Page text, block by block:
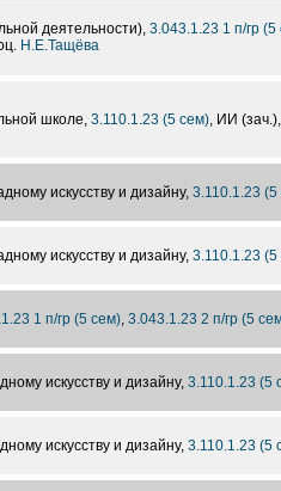
деятельности), 3.043.1.23 1 п/гр (5
Н.Е.Тащёва
школе, 3.110.1.23 (5 сем), ИИ
искусству и дизайну, 3.110.1.23 (5
искусству и дизайну, 3.110.1.23 (5
1 п/гр (5 сем), 3.043.1.23 2 п/гр (5
искусству и дизайну, 3.110.1.23 (5
искусству и дизайну, 3.110.1.23 (5